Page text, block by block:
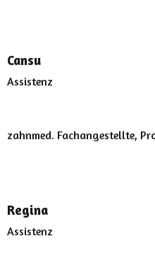
Cansu
Assistenz
zahnmed. Fachangestellte,
Regina
Assistenz